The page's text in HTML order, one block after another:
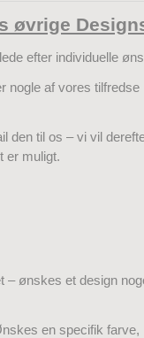
øvrige
efter individuelle
nogle af vores
den til os – vi vil
er muligt.
ønskes et design
en specifik farve,